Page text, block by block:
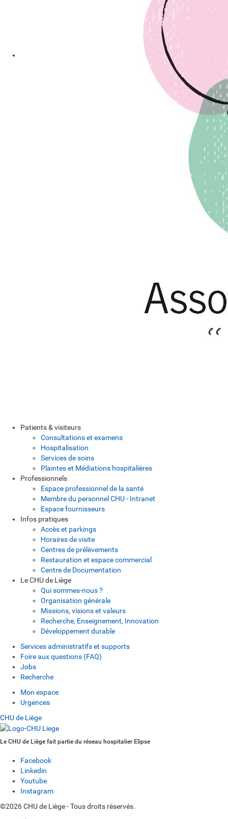
Patients & visiteurs
Consultations et examens
Hospitalisation
Services de soins
Plaintes et Médiations hospitalières
Professionnels
Espace professionnel de la santé
Membre du personnel CHU - Intranet
Espace fournisseurs
Infos pratiques
Accès et parkings
Horaires de visite
Centres de prélèvements
Restauration et espace commercial
Centre de Documentation
Le CHU de Liège
Qui sommes-nous ?
Organisation générale
Missions, visions et valeurs
Recherche, Enseignement, Innovation
Développement durable
Services administratifs et supports
Foire aux questions (FAQ)
Jobs
Recherche
Mon espace
Urgences
CHU de Liège
Le CHU de Liège fait partie du réseau hospitalier Elipse
Facebook
Linkedin
Youtube
Instagram
©2026 CHU de Liège - Tous droits réservés.